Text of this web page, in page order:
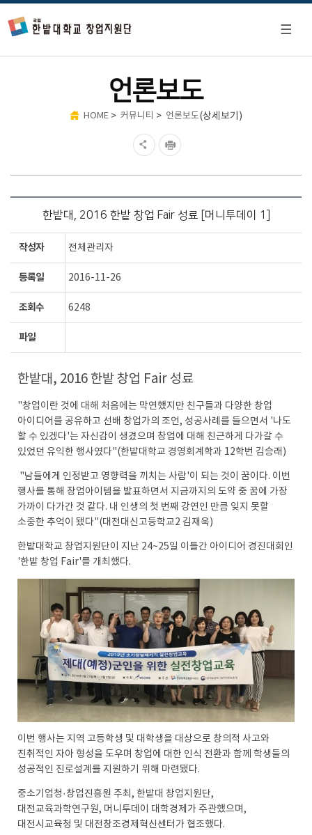
언론보도
HOME > 커뮤니티 > 언론보도(상세보기)
한밭대, 2016 한밭 창업 Fair 성료 [머니투데이 1]
작성자 전체관리자
등록일 2016-11-26
조회수 6248
파일
한밭대, 2016 한밭 창업 Fair 성료
"창업이란 것에 대해 처음에는 막연했지만 친구들과 다양한 창업
아이디어를 공유하고 선배 창업가의 조언, 성공사례를 들으면서 '나도
할 수 있겠다'는 자신감이 생겼으며 창업에 대해 친근하게 다가갈 수
있었던 유익한 행사였다"(한밭대학교 경영회계학과 12학번 김승래)
"남들에게 인정받고 영향력을 끼치는 사람'이 되는 것이 꿈이다. 이번
행사를 통해 창업아이템을 발표하면서 지금까지의 도약 중 꿈에 가장
가까이 다가간 것 같다. 내 인생의 첫 번째 강연인 만큼 잊지 못할
소중한 추억이 됐다"(대전대신고등학교2 김재욱)
한밭대학교 창업지원단이 지난 24~25일 이틀간 아이디어 경진대회인
'한밭 창업 Fair'를 개최했다.
이번 행사는 지역 고등학생 및 대학생을 대상으로 창의적 사고와
진취적인 자아 형성을 도우며 창업에 대한 인식 전환과 함께 학생들의
성공적인 진로설계를 지원하기 위해 마련됐다.
중소기업청·창업진흥원 주최, 한밭대 창업지원단,
대전교육과학연구원, 머니투데이 대학경제가 주관했으며,
대전시교육청 및 대전창조경제혁신센터가 협조했다.